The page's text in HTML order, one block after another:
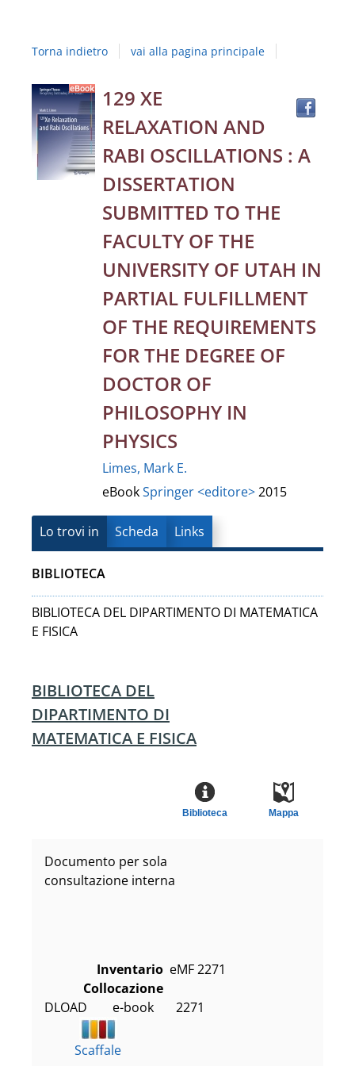
Campania
Vanvitelli"
Torna indietro vai alla pagina principale
Dettaglio
del
documento
129 XE
RELAXATION AND
RABI OSCILLATIONS : A
DISSERTATION
SUBMITTED TO THE
FACULTY OF THE
UNIVERSITY OF UTAH IN
PARTIAL FULFILLMENT
OF THE REQUIREMENTS
FOR THE DEGREE OF
DOCTOR OF
PHILOSOPHY IN
PHYSICS
Limes, Mark E.
eBookSpringer <editore>2015
Lo trovi in Scheda Links
BIBLIOTECA
BIBLIOTECA DEL DIPARTIMENTO DI MATEMATICA
E FISICA
BIBLIOTECA DEL
DIPARTIMENTO DI
MATEMATICA E FISICA
Mappa
Biblioteca
Documento per sola
consultazione interna
Inventario eMF 2271
Collocazione
DLOAD        e-book       2271
Scaffale